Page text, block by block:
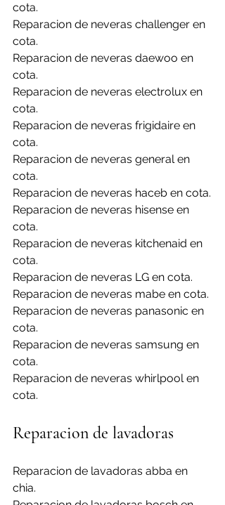
cota.
Reparacion de neveras challenger en
cota.
Reparacion de neveras daewoo en
cota.
Reparacion de neveras electrolux en
cota.
Reparacion de neveras frigidaire en
cota.
Reparacion de neveras general en
cota.
Reparacion de neveras haceb en cota.
Reparacion de neveras hisense en
cota.
Reparacion de neveras kitchenaid en
cota.
Reparacion de neveras LG en cota.
Reparacion de neveras mabe en cota.
Reparacion de neveras panasonic en
cota.
Reparacion de neveras samsung en
cota.
Reparacion de neveras whirlpool en
cota.
Reparacion de lavadoras
Reparacion de lavadoras abba en
chia.